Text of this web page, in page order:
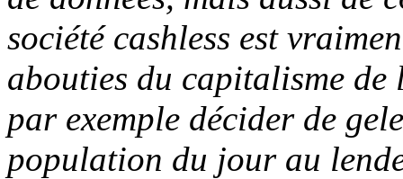
société cashless est
abouties du capitalisme
par exemple décider de
population du jour au